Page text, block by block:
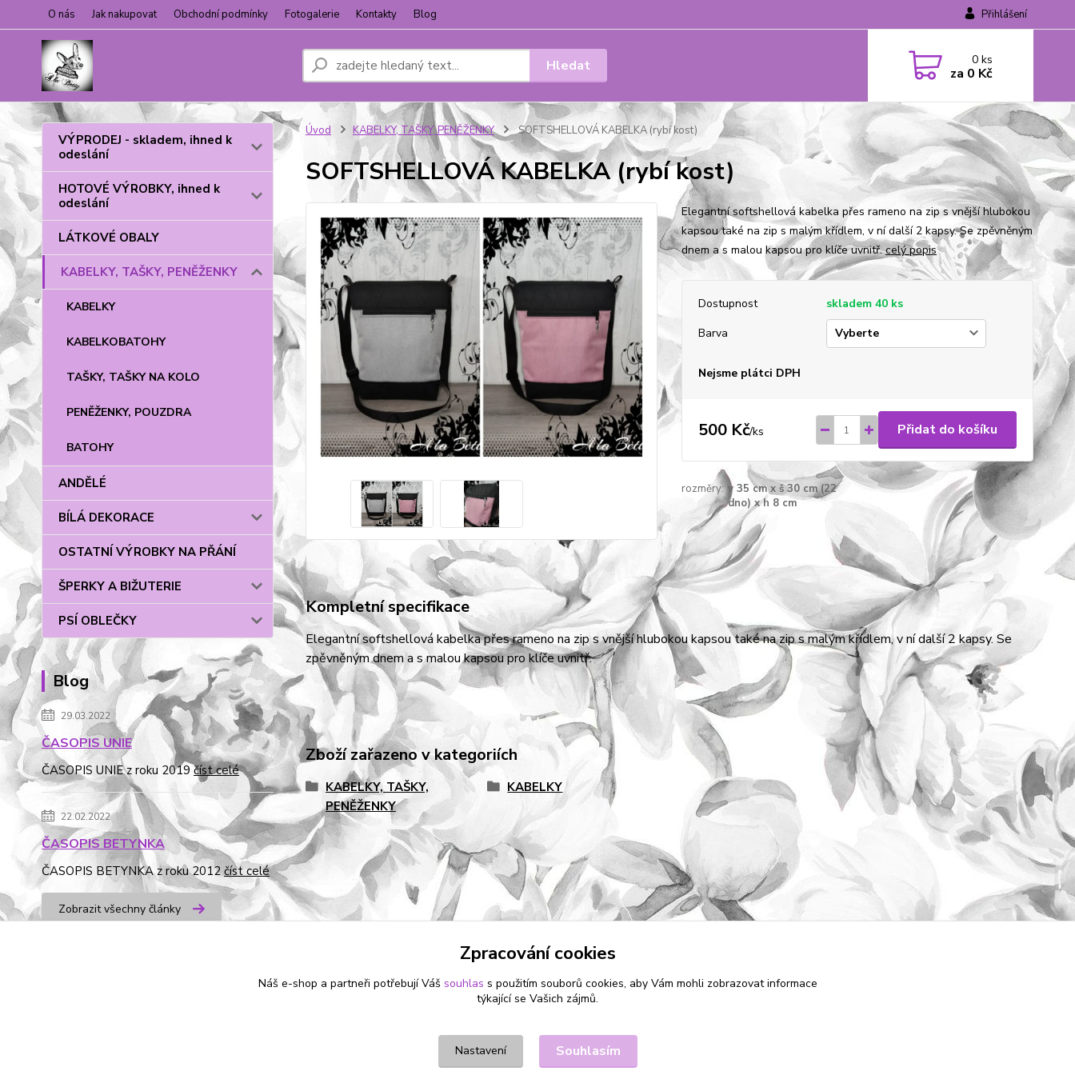
O nás Jak nakupovat Obchodní podmínky Fotogalerie Kontakty Blog Přihlášení
Hledat 0ks
za 0 Kč
VÝPRODEJ - skladem, ihned k
odeslání
HOTOVÉ VÝROBKY, ihned k
odeslání
LÁTKOVÉ OBALY
KABELKY, TAŠKY, PENĚŽENKY
KABELKY
KABELKOBATOHY
TAŠKY, TAŠKY NA KOLO
PENĚŽENKY, POUZDRA
BATOHY
ANDĚLÉ
BÍLÁ DEKORACE
OSTATNÍ VÝROBKY NA PŘÁNÍ
ŠPERKY A BIŽUTERIE
PSÍ OBLEČKY
Blog
29.03.2022
ČASOPIS UNIE
ČASOPIS UNIE z roku 2019 číst celé
22.02.2022
ČASOPIS BETYNKA
ČASOPIS BETYNKA z roku 2012číst celé
Zobrazit všechny články
Úvod KABELKY, TAŠKY, PENĚŽENKY SOFTSHELLOVÁ KABELKA (rybí kost)
SOFTSHELLOVÁ KABELKA (rybí kost)
Elegantní softshellová kabelka přes rameno na zip s vnější hlubokou
kapsou také na zip s malým křídlem, v ní další 2 kapsy. Se zpěvněným
dnem a s malou kapsou pro klíče uvnitř.celý popis
Dostupnost
skladem 40 ks
Barva
Nejsme plátci DPH
500 Kč/ks Přidat do košíku
rozměry: v 35 cm x š 30 cm (22
dno) x h 8 cm
Kompletní specifikace
Elegantní softshellová kabelka přes rameno na zip s vnější hlubokou kapsou také na zip s malým křídlem, v ní další 2 kapsy. Se
zpěvněným dnem a s malou kapsou pro klíče uvnitř.
Zboží zařazeno v kategoriích
KABELKY, TAŠKY,
PENĚŽENKY
KABELKY
Zpracování cookies
Náš e-shop a partneři potřebují Váš souhlas s použitím souborů cookies, aby Vám mohli zobrazovat informace
týkající se Vašich zájmů.
Nastavení Souhlasím